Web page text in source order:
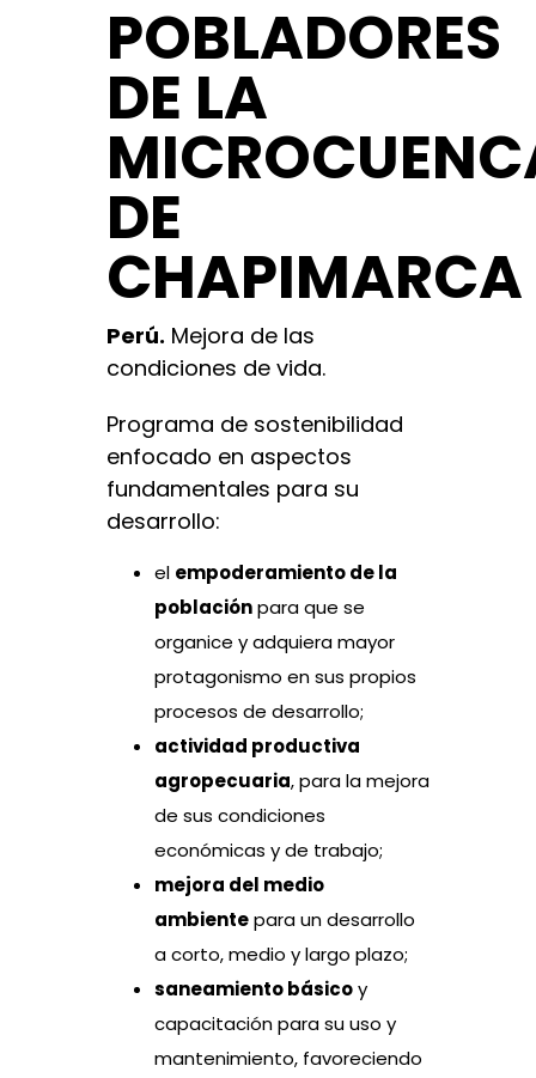
POBLADORES
DE LA
DE
CHAPIMARCA
Perú. Mejora de las
condiciones de vida.
Programa de sostenibilidad
enfocado en aspectos
fundamentales para su
desarrollo:
el empoderamiento de la
poblaciónpara que se
organice y adquiera mayor
protagonismo en sus propios
procesos de desarrollo;
actividad productiva
agropecuaria, para la mejora
de sus condiciones
económicas y de trabajo;
mejora del medio
ambientepara un desarrollo
a corto, medio y largo plazo;
saneamiento básicoy
capacitación para su uso y
mantenimiento, favoreciendo